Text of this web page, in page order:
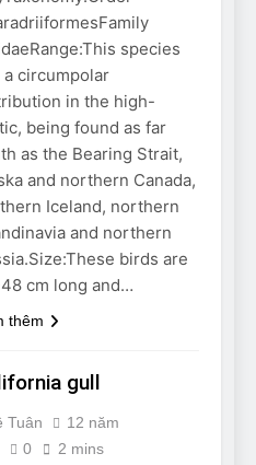
Play Fetch?
to Train Them!
Do I Need to
My Bulldog
species
a circumpolar
in the high-
being found as far
as the Bearing Strait,
and northern Canada,
Iceland, northern
and northern
birds are
cm long and…
thêm
gull
Tuân
12 năm
0 2 mins